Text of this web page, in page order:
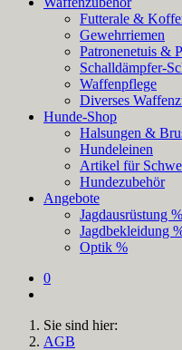
Futterale &
Gewehrriemen
Patronenetuis &
Schalldämpfer-
Waffenpflege
Diverses
Hunde-Shop
Halsungen &
Hundeleinen
Artikel für
Hundezubehör
Angebote
Jagdausrüstung %
Jagdbekleidung
Optik %
0
Sie sind hier:
AGB